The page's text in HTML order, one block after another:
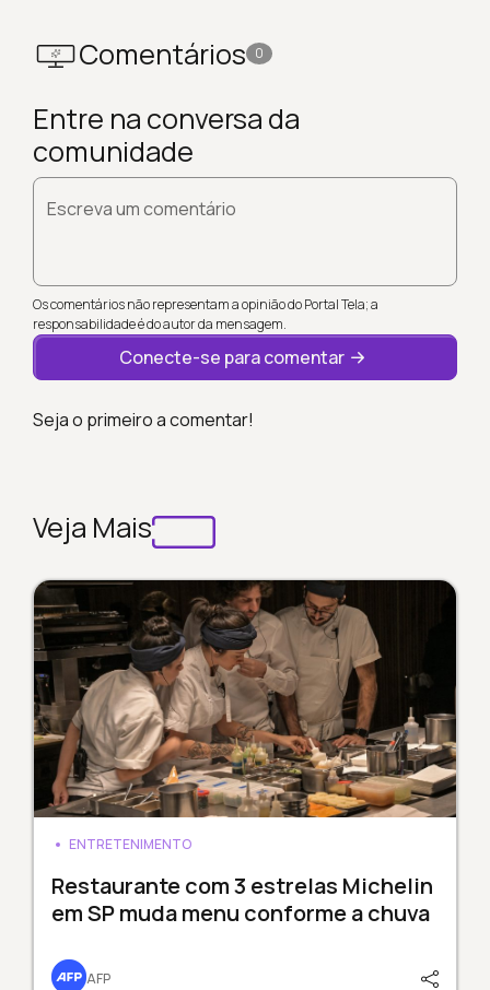
Comentários 0
Entre na conversa da
comunidade
Escreva um comentário
Os comentários não representam a opinião do Portal Tela; a
responsabilidade é do autor da mensagem.
Conecte-se para comentar
Seja o primeiro a comentar!
Veja Mais
ENTRETENIMENTO
Restaurante com 3 estrelas Michelin
em SP muda menu conforme a chuva
AFP